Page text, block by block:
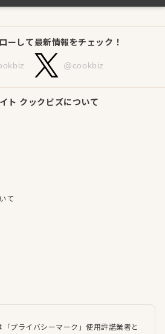
ーして最新情報をチェック！
@cookbiz
ト クックビズについて
て
「プライバシーマーク」使用許諾業者と